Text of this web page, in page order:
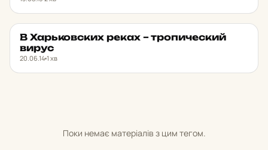
НОВИНИ ХАРКОВА ★ ОБРАНЕ
В Харь­ков­ских реках – тро­пи­чес­кий
вирус
20.06.14 1 хв
Поки немає матеріалів з цим тегом.